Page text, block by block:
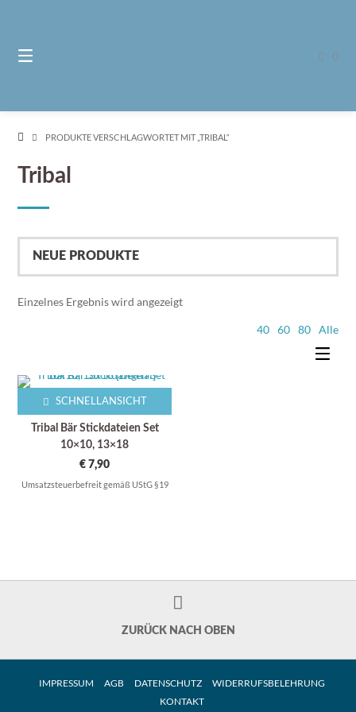
0
PRODUKTE VERSCHLAGWORTET MIT „TRIBAL“
Tribal
Einzelnes Ergebnis wird angezeigt
40 60 80 Alle
SCHNELLANSICHT
Tribal Bär Stickdateien Set
10×10, 13×18
€ 7,90
Umsatzsteuerbefreit gemäß UStG §19
ZURÜCK NACH OBEN
IMPRESSUM AGB DATENSCHUTZ
WIDERRUFSBELEHRUNG
KONTAKT